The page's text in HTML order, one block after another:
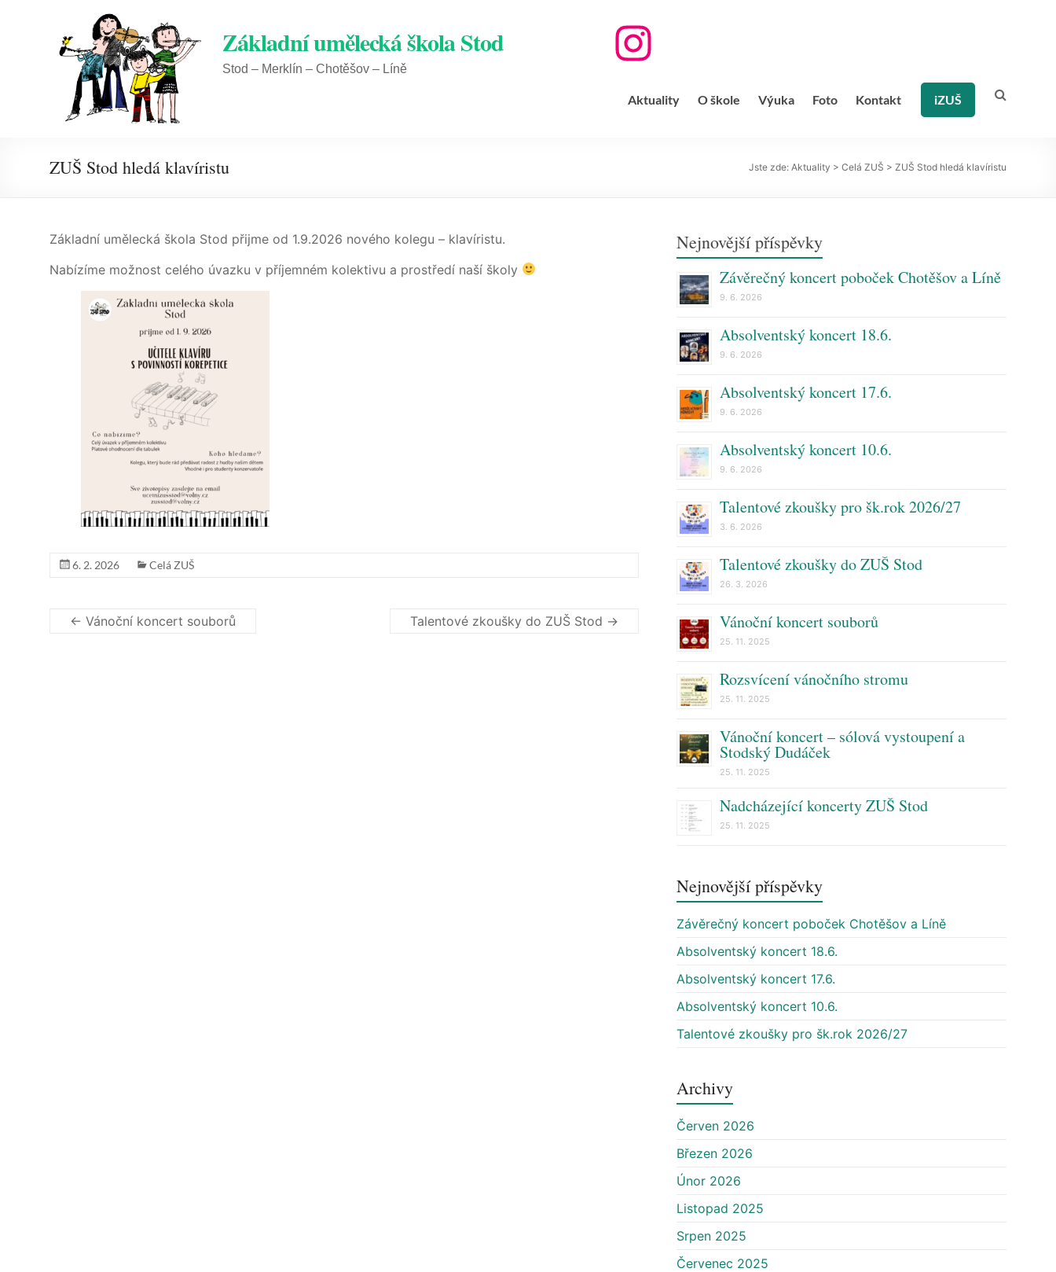
Základní umělecká škola Stod
Stod – Merklín – Chotěšov – Líně
ZUŠ na IG
Aktuality O škole Výuka Foto Kontakt iZUŠ
ZUŠ Stod hledá klavíristu Jste zde: Aktuality > Celá ZUŠ > ZUŠ Stod hledá klavíristu
Základní umělecká škola Stod přijme od 1.9.2026 nového kolegu – klavíristu.
Nabízíme možnost celého úvazku v příjemném kolektivu a prostředí naší školy
6. 2. 2026 Celá ZUŠ
← Vánoční koncert souborů Talentové zkoušky do ZUŠ Stod →
Nejnovější příspěvky
Závěrečný koncert poboček Chotěšov a Líně
9. 6. 2026
Absolventský koncert 18.6.
9. 6. 2026
Absolventský koncert 17.6.
9. 6. 2026
Absolventský koncert 10.6.
9. 6. 2026
Talentové zkoušky pro šk.rok 2026/27
3. 6. 2026
Talentové zkoušky do ZUŠ Stod
26. 3. 2026
Vánoční koncert souborů
25. 11. 2025
Rozsvícení vánočního stromu
25. 11. 2025
Vánoční koncert – sólová vystoupení a
Stodský Dudáček
25. 11. 2025
Nadcházející koncerty ZUŠ Stod
25. 11. 2025
Nejnovější příspěvky
Závěrečný koncert poboček Chotěšov a Líně
Absolventský koncert 18.6.
Absolventský koncert 17.6.
Absolventský koncert 10.6.
Talentové zkoušky pro šk.rok 2026/27
Archivy
Červen 2026
Březen 2026
Únor 2026
Listopad 2025
Srpen 2025
Červenec 2025